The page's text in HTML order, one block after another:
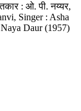
: ओ. पी. नय्यर,
Singer : Asha
Daur (1957)